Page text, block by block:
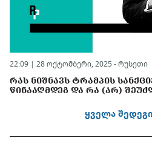
22:09 | 28 ოქტომბერი, 2025 - რუსეთი
ᲠᲐᲡ ᲜᲘᲨᲜᲐᲕᲡ ᲢᲠᲐᲛᲞᲘᲡ
ᲬᲘᲜᲐᲐᲦᲛᲓᲔᲒ ᲓᲐ ᲠᲐ (ᲐᲠ)
ყველა